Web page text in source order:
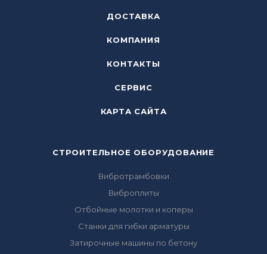
ДОСТАВКА
КОМПАНИЯ
КОНТАКТЫ
СЕРВИС
КАРТА САЙТА
СТРОИТЕЛЬНОЕ ОБОРУДОВАНИЕ
Вибротрамбовки
Виброплиты
Отбойные молотки и коперы
Станки для гибки арматуры
Затирочные машины по бетону